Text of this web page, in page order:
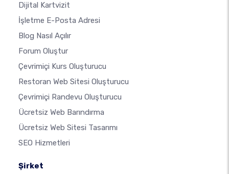
Dijital Kartvizit
İşletme E-Posta Adresi
Blog Nasıl Açılır
Forum Oluştur
Çevrimiçi Kurs Oluşturucu
Restoran Web Sitesi Oluşturucu
Çevrimiçi Randevu Oluşturucu
Ücretsiz Web Barındırma
Ücretsiz Web Sitesi Tasarımı
SEO Hizmetleri
Şirket